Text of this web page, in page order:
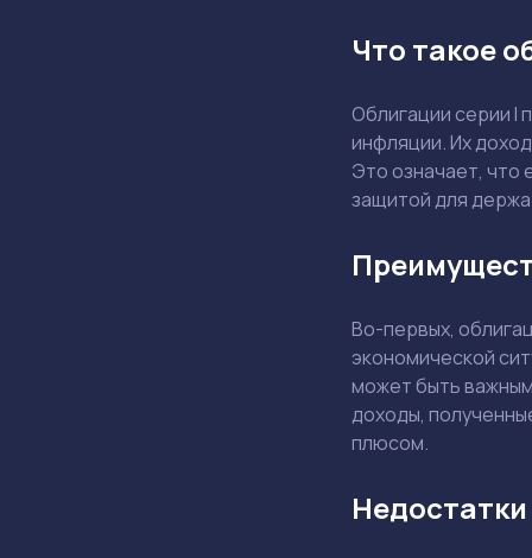
Что такое
Облигации серии I
инфляции. Их
Это означает, что
защитой для
Во-первых,
экономической
может быть
доходы,
плюсом.